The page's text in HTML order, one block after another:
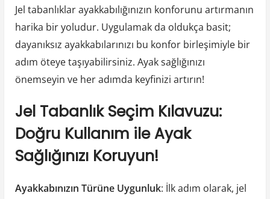
Jel tabanlıklar ayakkabılığınızın konforunu artırmanın
harika bir yoludur. Uygulamak da oldukça basit;
dayanıksız ayakkabılarınızı bu konfor birleşimiyle bir
adım öteye taşıyabilirsiniz. Ayak sağlığınızı
önemseyin ve her adımda keyfinizi artırın!
Jel Tabanlık Seçim Kılavuzu:
Doğru Kullanım ile Ayak
Sağlığınızı Koruyun!
Ayakkabınızın Türüne Uygunluk: İlk adım olarak, jel